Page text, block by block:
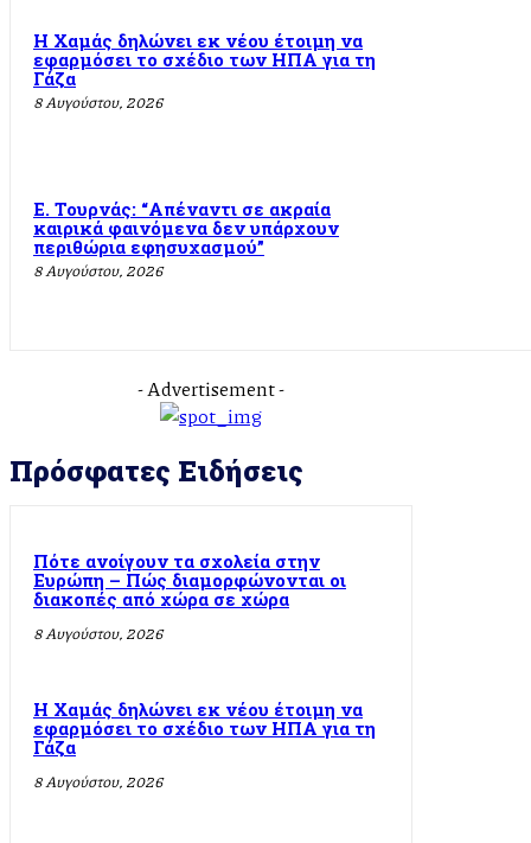
Η Χαμάς δηλώνει εκ νέου έτοιμη να
εφαρμόσει το σχέδιο των ΗΠΑ για τη
Γάζα
8 Αυγούστου, 2026
Ε. Τουρνάς: “Απέναντι σε ακραία
καιρικά φαινόμενα δεν υπάρχουν
περιθώρια εφησυχασμού”
8 Αυγούστου, 2026
- Advertisement -
Πρόσφατες Ειδήσεις
Πότε ανοίγουν τα σχολεία στην
Ευρώπη – Πώς διαμορφώνονται οι
διακοπές από χώρα σε χώρα
8 Αυγούστου, 2026
Η Χαμάς δηλώνει εκ νέου έτοιμη να
εφαρμόσει το σχέδιο των ΗΠΑ για τη
Γάζα
8 Αυγούστου, 2026